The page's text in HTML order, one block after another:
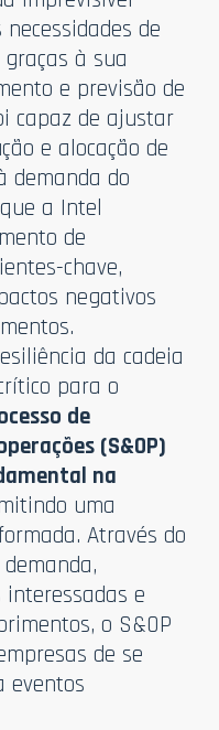
de
à sua
e previsão de
capaz de ajustar
e alocação de
demanda do
a Intel
de
chave,
negativos
da cadeia
para o
de
(S&OP)
na
uma
Através do
e
o S&OP
de se
eventos